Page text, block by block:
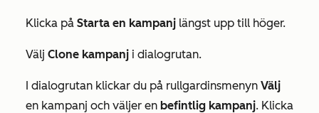
Klicka på Starta en kampanj längst upp till höger.
Välj Clone kampanj i dialogrutan.
I dialogrutan klickar du på rullgardinsmenyn Välj
en kampanj och väljer en befintlig kampanj. Klicka